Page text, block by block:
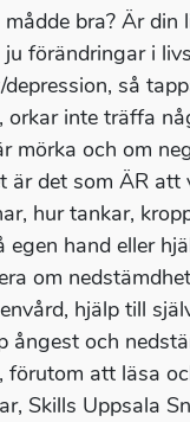
bra? Är
förändringar i
så
inte träffa
mörka och om
är det som ÄR
hur tankar,
egen hand eller
om
hjälp till
och
att läsa
Skills Uppsala